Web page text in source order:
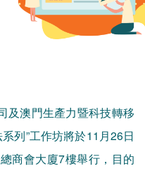
及澳門生產力暨科技轉移
列”工作坊將於11月26日
商會大廈7樓舉行，目的